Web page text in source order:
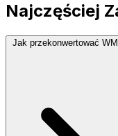
Najczęściej
Jak przekonwertować